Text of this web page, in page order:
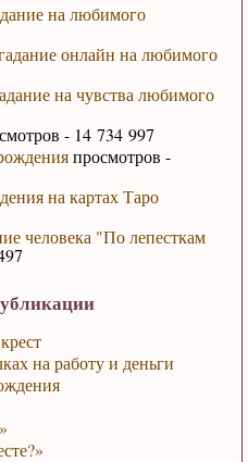
на любимого
онлайн на любимого
на чувства любимого
- 14 734 997
просмотров -
на картах Таро
человека "По лепесткам
на работу и деньги